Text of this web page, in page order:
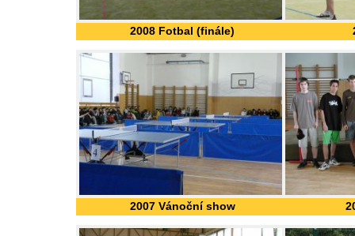
2008 Fotbal (finále)
2007 Vánoční show